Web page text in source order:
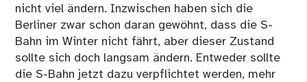
nicht viel ändern. Inzwischen haben sich die
Berliner zwar schon daran gewöhnt, dass die S-
Bahn im Winter nicht fährt, aber dieser Zustand
sollte sich doch langsam ändern. Entweder sollte
die S-Bahn jetzt dazu verpflichtet werden, mehr